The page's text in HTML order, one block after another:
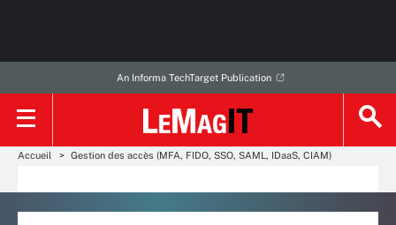
An Informa TechTarget Publication
Accueil Gestion des accès (MFA, FIDO, SSO, SAML, IDaaS, CIAM)